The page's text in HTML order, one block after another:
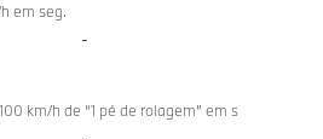
em seg.
-
km/h de “1 pé de rolagem” em s